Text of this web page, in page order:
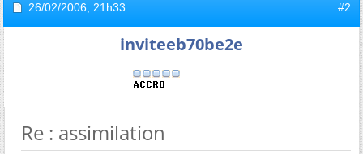
26/02/2006, 21h33 #2
inviteeb70be2e
Re : assimilation